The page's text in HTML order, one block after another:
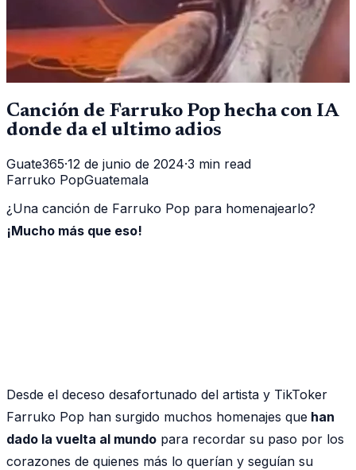
Canción de Farruko Pop hecha con IA
donde da el ultimo adios
Guate365·12 de junio de 2024·3 min read
Farruko PopGuatemala
¿Una canción de Farruko Pop para homenajearlo?
¡Mucho más que eso!
Desde el deceso desafortunado del artista y TikToker
Farruko Pop han surgido muchos homenajes que han
dado la vuelta al mundo para recordar su paso por los
corazones de quienes más lo querían y seguían su